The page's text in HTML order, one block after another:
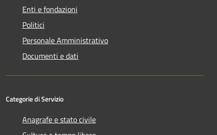
Enti e fondazioni
Politici
Personale Amministrativo
Documenti e dati
Categorie di Servizio
Anagrafe e stato civile